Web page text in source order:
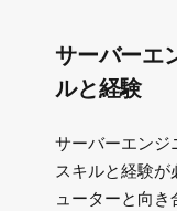
サーバーエ
ルと経験
サーバーエンジ
スキルと経験
ューターと向き